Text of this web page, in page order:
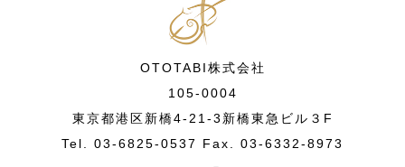
OTOTABI株式会社
105-0004
東京都港区新橋4-21-3新橋東急ビル３F
Tel. 03-6825-0537 Fax. 03-6332-8973